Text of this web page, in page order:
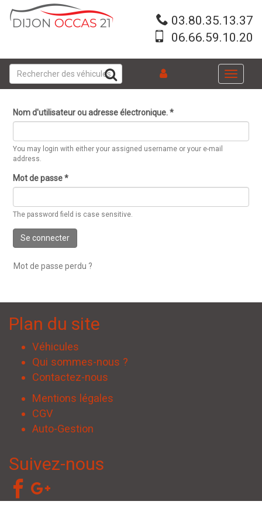
contenu
03.80.35.13.37
06.66.59.10.20
Toggle
Nom d'utilisateur ou adresse électronique.*
You may login with either your assigned username or your e-mail
address.
Mot de passe*
The password field is case sensitive.
Se connecter
Mot de passe perdu ?
Plan du site
Véhicules
Qui sommes-nous ?
Contactez-nous
Mentions légales
CGV
Auto-Gestion
Suivez-nous